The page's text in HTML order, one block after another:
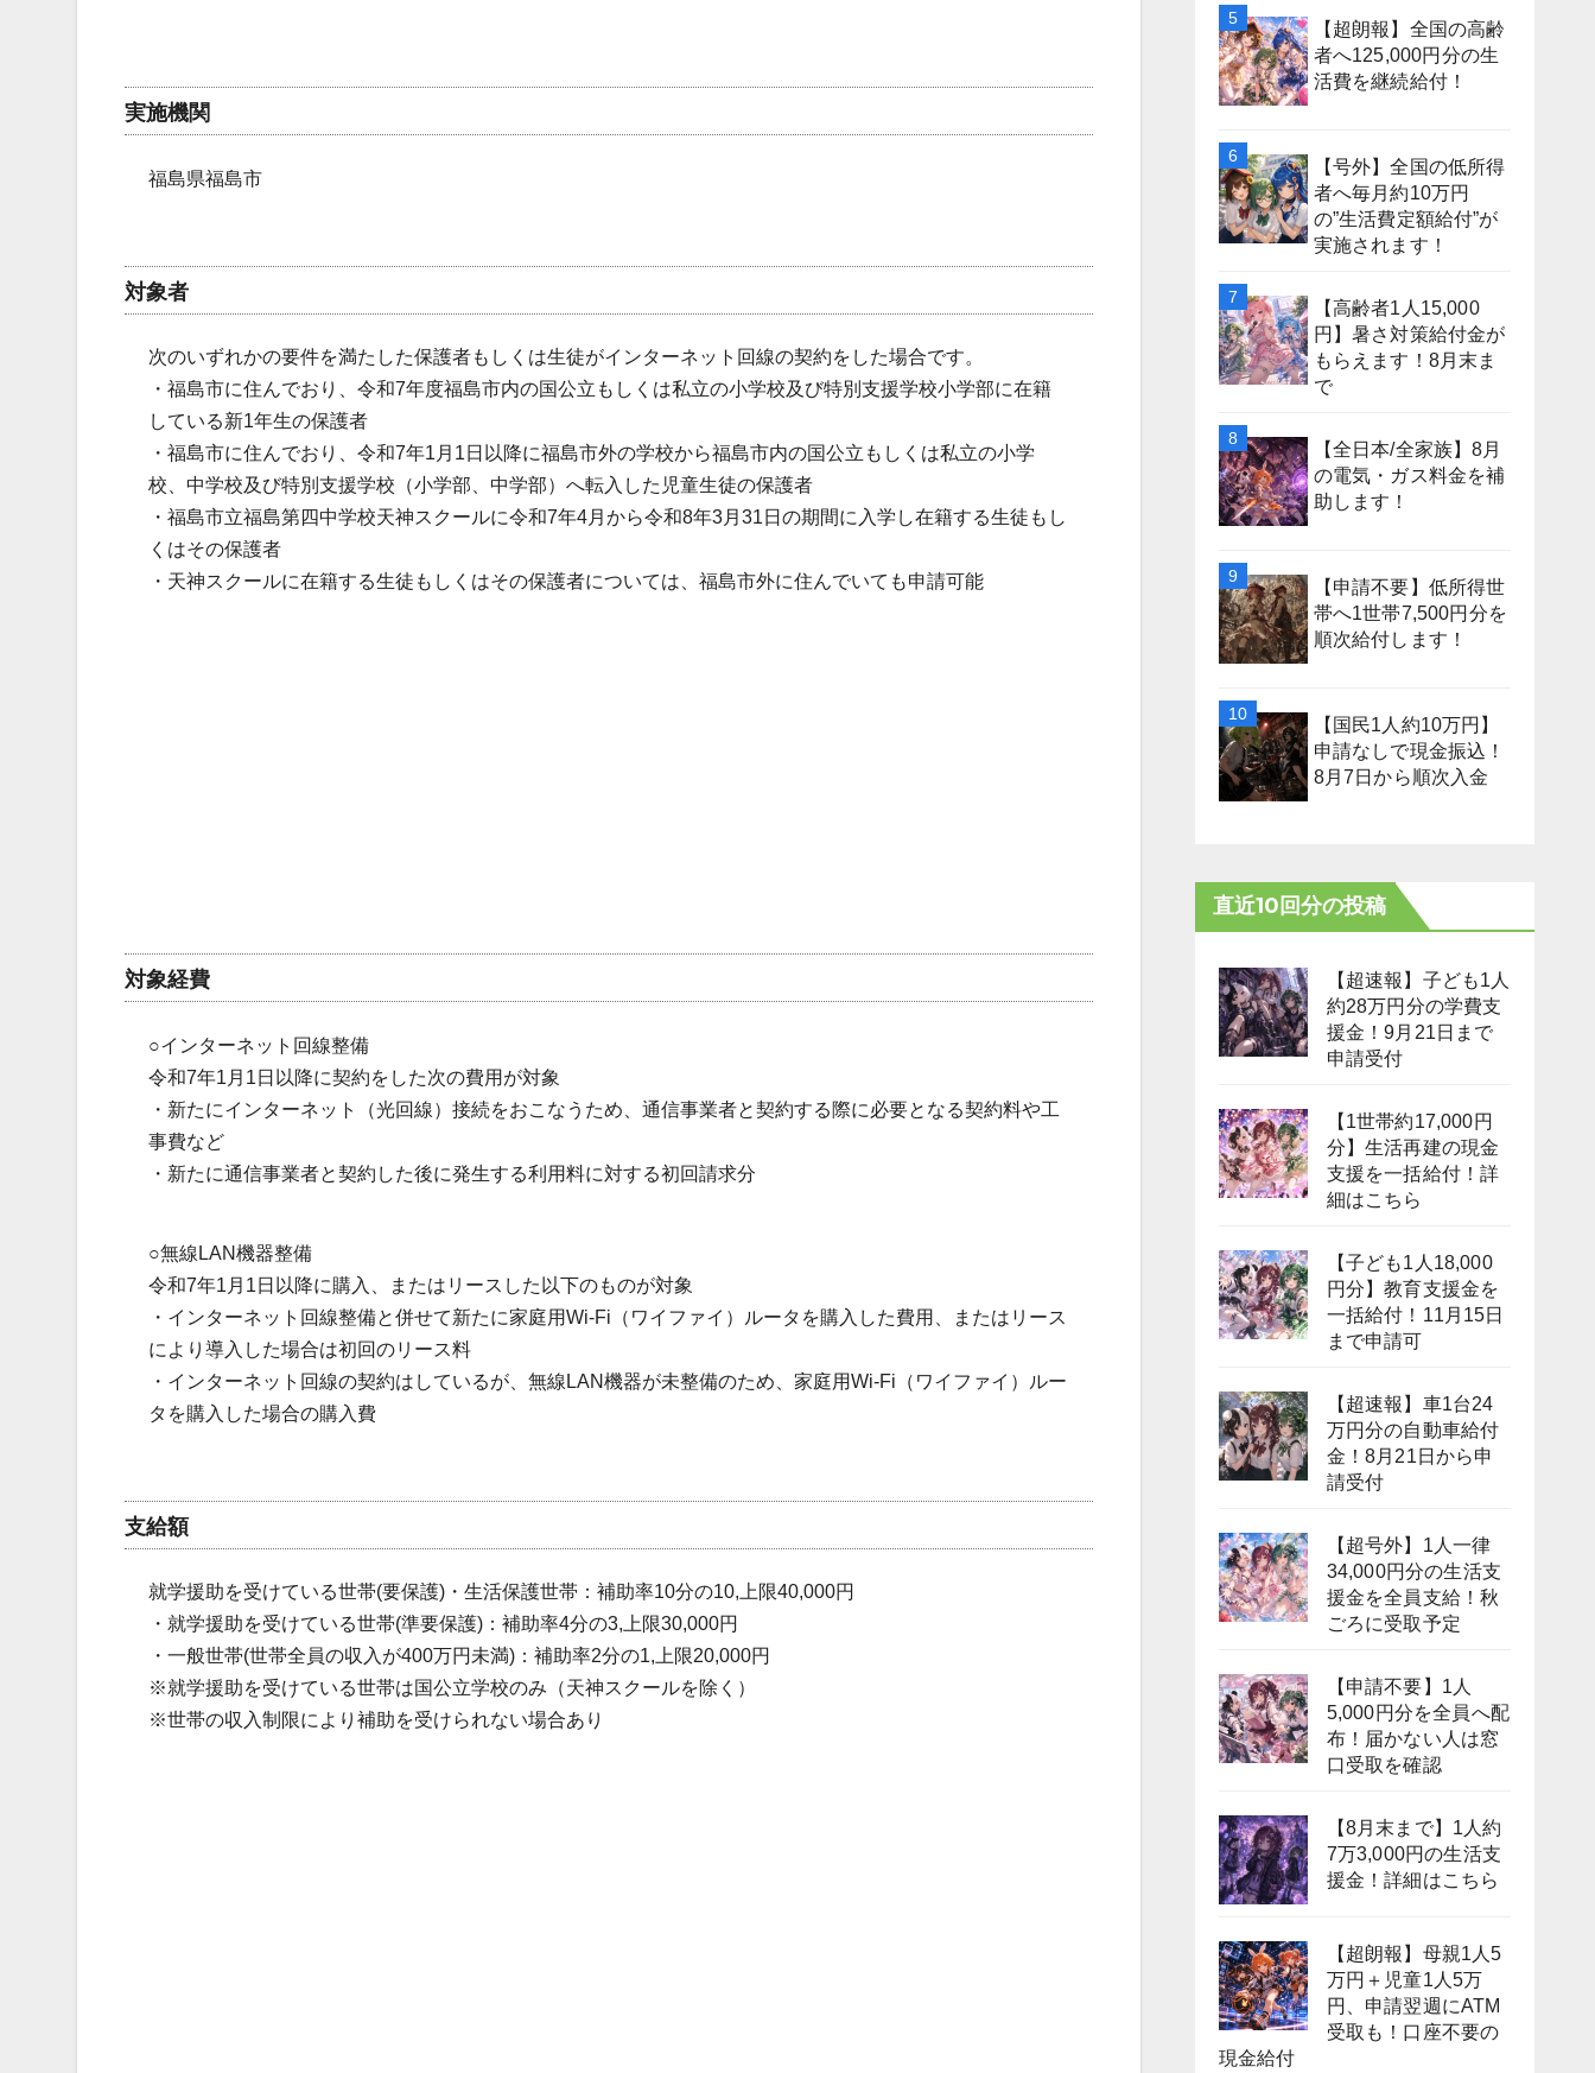
実施機関
福島県福島市
対象者
次のいずれかの要件を満たした保護者もしくは生徒がインターネット回線の契約をした場合です。
・福島市に住んでおり、令和7年度福島市内の国公立もしくは私立の小学校及び特別支援学校小学部に在籍
している新1年生の保護者
・福島市に住んでおり、令和7年1月1日以降に福島市外の学校から福島市内の国公立もしくは私立の小学
校、中学校及び特別支援学校（小学部、中学部）へ転入した児童生徒の保護者
・福島市立福島第四中学校天神スクールに令和7年4月から令和8年3月31日の期間に入学し在籍する生徒もし
くはその保護者
・天神スクールに在籍する生徒もしくはその保護者については、福島市外に住んでいても申請可能
対象経費
○インターネット回線整備
令和7年1月1日以降に契約をした次の費用が対象
・新たにインターネット（光回線）接続をおこなうため、通信事業者と契約する際に必要となる契約料や工
事費など
・新たに通信事業者と契約した後に発生する利用料に対する初回請求分
○無線LAN機器整備
令和7年1月1日以降に購入、またはリースした以下のものが対象
・インターネット回線整備と併せて新たに家庭用Wi-Fi（ワイファイ）ルータを購入した費用、またはリース
により導入した場合は初回のリース料
・インターネット回線の契約はしているが、無線LAN機器が未整備のため、家庭用Wi-Fi（ワイファイ）ルー
タを購入した場合の購入費
支給額
就学援助を受けている世帯(要保護)・生活保護世帯：補助率10分の10,上限40,000円
・就学援助を受けている世帯(準要保護)：補助率4分の3,上限30,000円
・一般世帯(世帯全員の収入が400万円未満)：補助率2分の1,上限20,000円
※就学援助を受けている世帯は国公立学校のみ（天神スクールを除く）
※世帯の収入制限により補助を受けられない場合あり
【超朗報】全国の高齢
者へ125,000円分の生
活費を継続給付！
【号外】全国の低所得
者へ毎月約10万円
の”生活費定額給付”が
実施されます！
【高齢者1人15,000
円】暑さ対策給付金が
もらえます！8月末ま
で
【全日本/全家族】8月
の電気・ガス料金を補
助します！
【申請不要】低所得世
帯へ1世帯7,500円分を
順次給付します！
【国民1人約10万円】
申請なしで現金振込！
8月7日から順次入金
直近10回分の投稿
【超速報】子ども1人
約28万円分の学費支
援金！9月21日まで
申請受付
【1世帯約17,000円
分】生活再建の現金
支援を一括給付！詳
細はこちら
【子ども1人18,000
円分】教育支援金を
一括給付！11月15日
まで申請可
【超速報】車1台24
万円分の自動車給付
金！8月21日から申
請受付
【超号外】1人一律
34,000円分の生活支
援金を全員支給！秋
ごろに受取予定
【申請不要】1人
5,000円分を全員へ配
布！届かない人は窓
口受取を確認
【8月末まで】1人約
7万3,000円の生活支
援金！詳細はこちら
【超朗報】母親1人5
万円＋児童1人5万
円、申請翌週にATM
受取も！口座不要の
現金給付